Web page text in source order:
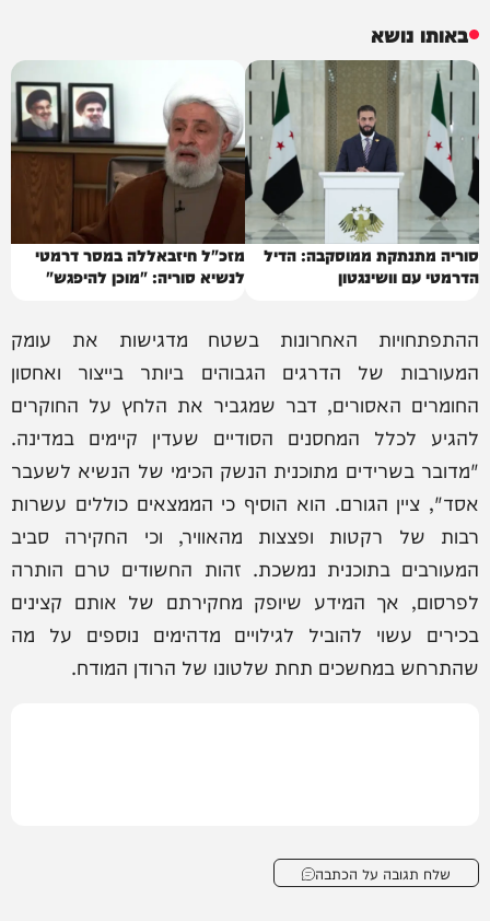
באותו נושא
סוריה מתנתקת ממוסקבה: הדיל
הדרמטי עם וושינגטון
מזכ"ל חיזבאללה במסר דרמטי
לנשיא סוריה: "מוכן להיפגש"
ההתפתחויות האחרונות בשטח מדגישות את עומק
המעורבות של הדרגים הגבוהים ביותר בייצור ואחסון
החומרים האסורים, דבר שמגביר את הלחץ על החוקרים
להגיע לכלל המחסנים הסודיים שעדין קיימים במדינה.
"מדובר בשרידים מתוכנית הנשק הכימי של הנשיא לשעבר
אסד", ציין הגורם. הוא הוסיף כי הממצאים כוללים עשרות
רבות של רקטות ופצצות מהאוויר, וכי החקירה סביב
המעורבים בתוכנית נמשכת. זהות החשודים טרם הותרה
לפרסום, אך המידע שיופק מחקירתם של אותם קצינים
בכירים עשוי להוביל לגילויים מדהימים נוספים על מה
שהתרחש במחשכים תחת שלטונו של הרודן המודח.
שלח תגובה על הכתבה